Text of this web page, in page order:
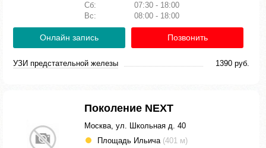
Сб:
07:30 - 18:00
Вс:
08:00 - 18:00
Онлайн запись Позвонить
УЗИ предстательной железы 1390 руб.
Поколение NEXT
Москва, ул. Школьная д. 40
Площадь Ильича (401 м)